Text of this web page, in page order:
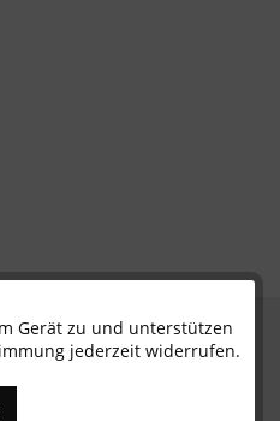
Aktiv
Gerät zu und unterstützen
jederzeit widerrufen.